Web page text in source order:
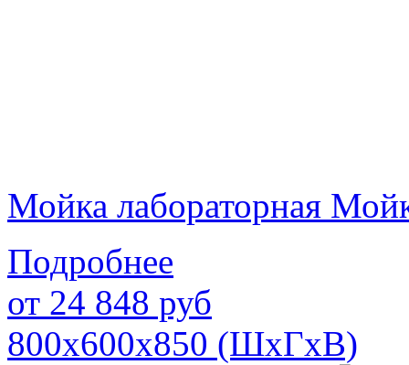
Мойка лабораторная
Подробнее
от 24 848 руб
800х600х850 (ШхГхВ)